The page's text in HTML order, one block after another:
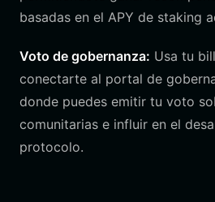
basadas en el APY de staking
Voto de gobernanza: Usa tu
conectarte al portal de
donde puedes emitir tu voto
comunitarias e influir en el
protocolo.